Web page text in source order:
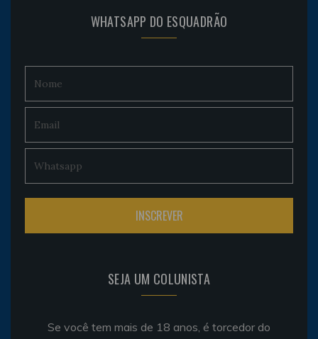
WHATSAPP DO ESQUADRÃO
SEJA UM COLUNISTA
Se você tem mais de 18 anos, é torcedor do